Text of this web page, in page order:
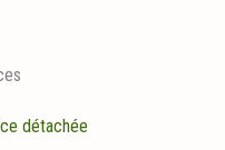
détachée